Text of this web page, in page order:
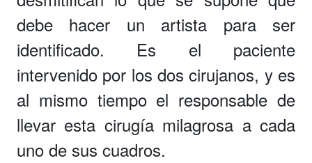
debe hacer un artista para ser
identificado. Es el paciente
intervenido por los dos cirujanos, y es
al mismo tiempo el responsable de
llevar esta cirugía milagrosa a cada
uno de sus cuadros.